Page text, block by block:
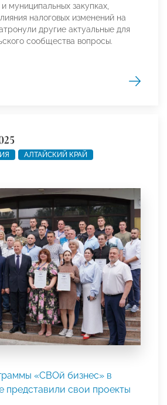
муниципальных закупках,
налоговых изменений на
другие актуальные для
сообщества вопросы.
АЛТАЙСКИЙ КРАЙ
«СВОй бизнес» в
представили свои проекты